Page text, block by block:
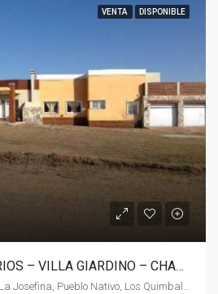
VENTA DISPONIBLE
CASAS 3 DORMITORIOS – VILLA GIARDINO – CHACRAS DE LA JOSEFINA